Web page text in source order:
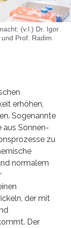
(v.l.) Dr. Igor
Prof. Radim
erhöhen,
Sogenannte
aus Sonnen-
zu
normalem
der mit
Der